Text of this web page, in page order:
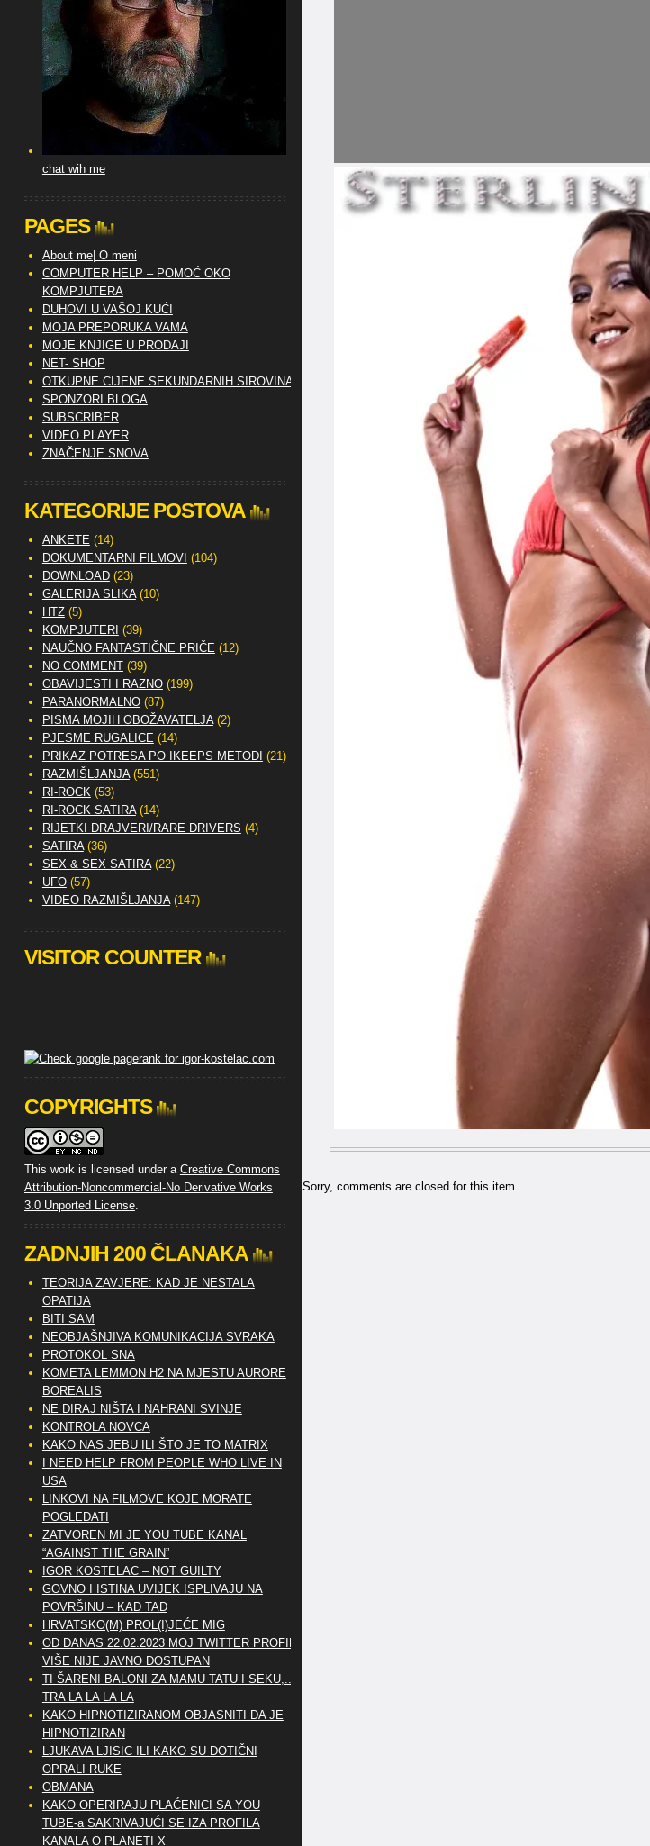
Sorry, comments are closed for this item.
chat wih me
PAGES
About me| O meni
COMPUTER HELP – POMOĆ OKO
KOMPJUTERA
DUHOVI U VAŠOJ KUĆI
MOJA PREPORUKA VAMA
MOJE KNJIGE U PRODAJI
NET- SHOP
OTKUPNE CIJENE SEKUNDARNIH SIROVINA
SPONZORI BLOGA
SUBSCRIBER
VIDEO PLAYER
ZNAČENJE SNOVA
KATEGORIJE POSTOVA
ANKETE (14)
DOKUMENTARNI FILMOVI (104)
DOWNLOAD(23)
GALERIJA SLIKA(10)
HTZ(5)
KOMPJUTERI (39)
NAUČNO FANTASTIČNE PRIČE (12)
NO COMMENT(39)
OBAVIJESTI I RAZNO(199)
PARANORMALNO(87)
PISMA MOJIH OBOŽAVATELJA(2)
PJESME RUGALICE (14)
PRIKAZ POTRESA PO IKEEPS METODI (21)
RAZMIŠLJANJA(551)
RI-ROCK(53)
RI-ROCK SATIRA(14)
RIJETKI DRAJVERI/RARE DRIVERS (4)
SATIRA(36)
SEX & SEX SATIRA(22)
UFO(57)
VIDEO RAZMIŠLJANJA(147)
VISITOR COUNTER
COPYRIGHTS
This work is licensed under a Creative Commons
Attribution-Noncommercial-No Derivative Works
3.0 Unported License.
ZADNJIH 200 ČLANAKA
TEORIJA ZAVJERE: KAD JE NESTALA
OPATIJA
BITI SAM
NEOBJAŠNJIVA KOMUNIKACIJA SVRAKA
PROTOKOL SNA
KOMETA LEMMON H2 NA MJESTU AURORE
BOREALIS
NE DIRAJ NIŠTA I NAHRANI SVINJE
KONTROLA NOVCA
KAKO NAS JEBU ILI ŠTO JE TO MATRIX
I NEED HELP FROM PEOPLE WHO LIVE IN
USA
LINKOVI NA FILMOVE KOJE MORATE
POGLEDATI
ZATVOREN MI JE YOU TUBE KANAL
“AGAINST THE GRAIN”
IGOR KOSTELAC – NOT GUILTY
GOVNO I ISTINA UVIJEK ISPLIVAJU NA
POVRŠINU – KAD TAD
HRVATSKO(M) PROL(I)JEĆE MIG
OD DANAS 22.02.2023 MOJ TWITTER PROFIL
VIŠE NIJE JAVNO DOSTUPAN
TI ŠARENI BALONI ZA MAMU TATU I SEKU,..
TRA LA LA LA LA
KAKO HIPNOTIZIRANOM OBJASNITI DA JE
HIPNOTIZIRAN
LJUKAVA LJISIC ILI KAKO SU DOTIČNI
OPRALI RUKE
OBMANA
KAKO OPERIRAJU PLAĆENICI SA YOU
TUBE-a SAKRIVAJUĆI SE IZA PROFILA
KANALA O PLANETI X